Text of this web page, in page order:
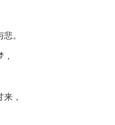
。
，